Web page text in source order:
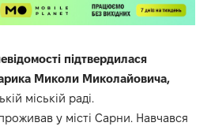
підтвердилася
Миколи Миколайовича,
міській раді.
у місті Сарни. Навчався